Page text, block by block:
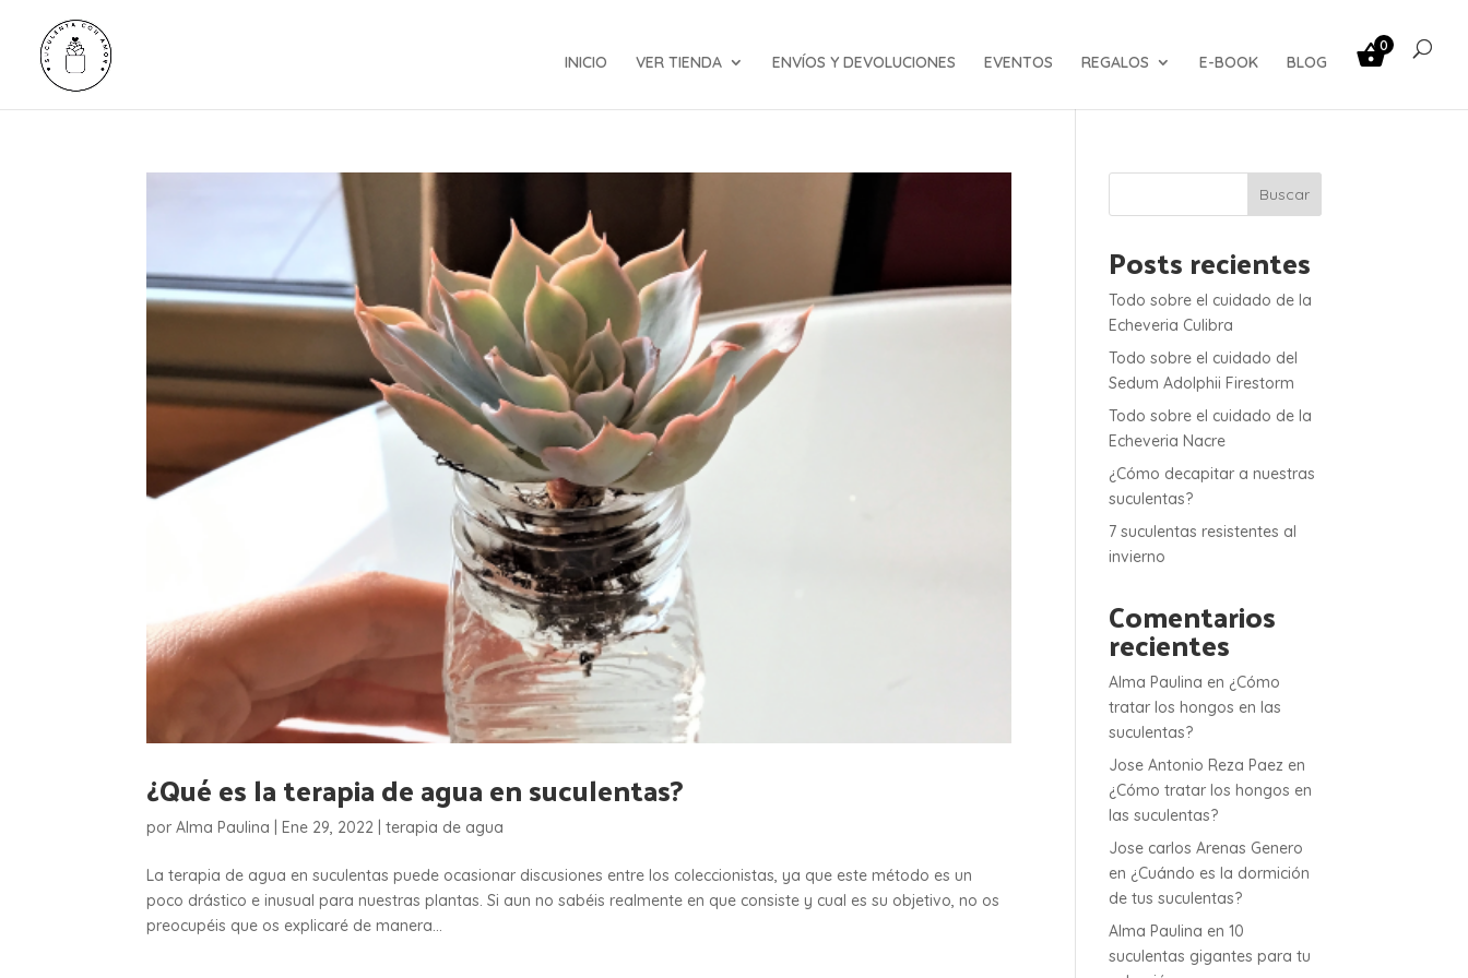
INICIO VER TIENDA ENVÍOS Y DEVOLUCIONES EVENTOS REGALOS E-BOOK BLOG
0
¿Qué es la terapia de agua en suculentas?
porAlma Paulina |Ene 29, 2022 |terapia de agua
La terapia de agua en suculentas puede ocasionar discusiones entre los coleccionistas, ya que este método es un
poco drástico e inusual para nuestras plantas. Si aun no sabéis realmente en que consiste y cual es su objetivo, no os
preocupéis que os explicaré de manera...
Buscar
Posts recientes
Todo sobre el cuidado de la
Echeveria Culibra
Todo sobre el cuidado del
Sedum Adolphii Firestorm
Todo sobre el cuidado de la
Echeveria Nacre
¿Cómo decapitar a nuestras
suculentas?
7 suculentas resistentes al
invierno
Comentarios
recientes
Alma Paulina en ¿Cómo
tratar los hongos en las
suculentas?
Jose Antonio Reza Paez en
¿Cómo tratar los hongos en
las suculentas?
Jose carlos Arenas Genero
en ¿Cuándo es la dormición
de tus suculentas?
Alma Paulina en10
suculentas gigantes para tu